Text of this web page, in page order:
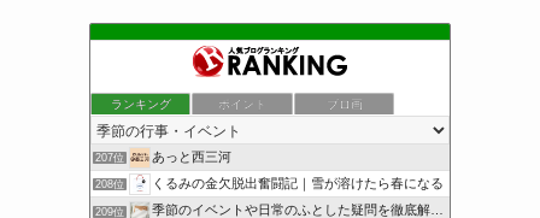
ランキング ポイント ブロ画
207位 あっと西三河
208位 くるみの金欠脱出奮闘記｜雪が溶けたら春になる
209位 季節のイベントや日常のふとした疑問を徹底解説！